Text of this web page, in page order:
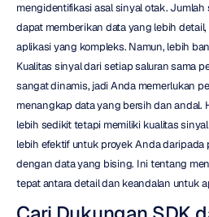
mengidentifikasi asal sinyal otak.
dapat memberikan data yang lebih
aplikasi yang kompleks. Namun, lebih
Kualitas sinyal dari setiap saluran sama
sangat dinamis, jadi Anda memerlukan
menangkap data yang bersih dan andal.
lebih sedikit tetapi memiliki kualitas
lebih efektif untuk proyek Anda daripada
dengan data yang bising. Ini tentang
tepat antara detail dan keandalan untuk